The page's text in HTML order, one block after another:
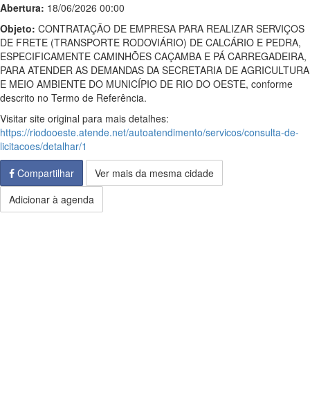
Abertura: 18/06/2026 00:00
Objeto: CONTRATAÇÃO DE EMPRESA PARA REALIZAR SERVIÇOS
DE FRETE (TRANSPORTE RODOVIÁRIO) DE CALCÁRIO E PEDRA,
ESPECIFICAMENTE CAMINHÕES CAÇAMBA E PÁ CARREGADEIRA,
PARA ATENDER AS DEMANDAS DA SECRETARIA DE AGRICULTURA
E MEIO AMBIENTE DO MUNICÍPIO DE RIO DO OESTE, conforme
descrito no Termo de Referência.
Visitar site original para mais detalhes:
https://riodooeste.atende.net/autoatendimento/servicos/consulta-de-
licitacoes/detalhar/1
Compartilhar
Ver mais da mesma cidade
Adicionar à agenda